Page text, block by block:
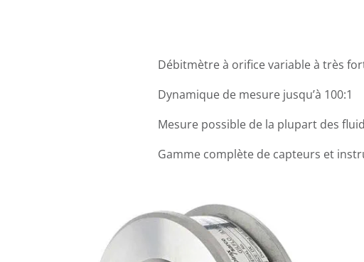
Débitmètre à orifice variable à très
Dynamique de mesure jusqu’à 100:1
Mesure possible de la plupart des
Gamme complète de capteurs et